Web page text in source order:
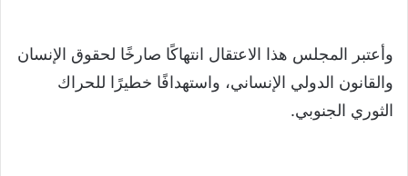
وأعتبر المجلس هذا الاعتقال انتهاكًا صارخًا لحقوق الإنسان
والقانون الدولي الإنساني، واستهدافًا خطيرًا للحراك
الثوري الجنوبي.